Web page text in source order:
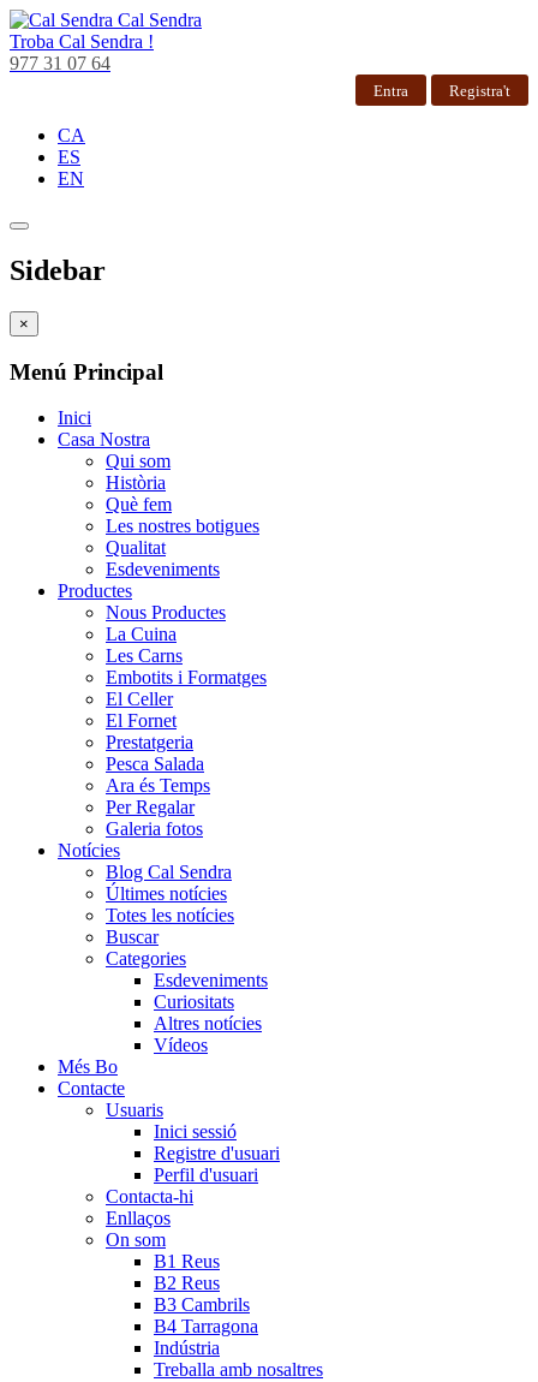
Cal Sendra
Troba Cal Sendra !
977 31 07 64
Entra Registra't
CA
ES
EN
Sidebar
×
Menú Principal
Inici
Casa Nostra
Qui som
Història
Què fem
Les nostres botigues
Qualitat
Esdeveniments
Productes
Nous Productes
La Cuina
Les Carns
Embotits i Formatges
El Celler
El Fornet
Prestatgeria
Pesca Salada
Ara és Temps
Per Regalar
Galeria fotos
Notícies
Blog Cal Sendra
Últimes notícies
Totes les notícies
Buscar
Categories
Esdeveniments
Curiositats
Altres notícies
Vídeos
Més Bo
Contacte
Usuaris
Inici sessió
Registre d'usuari
Perfil d'usuari
Contacta-hi
Enllaços
On som
B1 Reus
B2 Reus
B3 Cambrils
B4 Tarragona
Indústria
Treballa amb nosaltres